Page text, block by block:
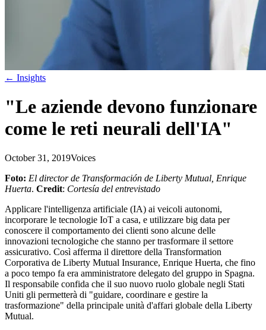
← Insights
"Le aziende devono funzionare
come le reti neurali dell'IA"
October 31, 2019Voices
Foto: El director de Transformación de Liberty Mutual, Enrique
Huerta. Credit: Cortesía del entrevistado
Applicare l'intelligenza artificiale (IA) ai veicoli autonomi,
incorporare le tecnologie IoT a casa, e utilizzare big data per
conoscere il comportamento dei clienti sono alcune delle
innovazioni tecnologiche che stanno per trasformare il settore
assicurativo. Così afferma il direttore della Transformation
Corporativa de Liberty Mutual Insurance, Enrique Huerta, che fino
a poco tempo fa era amministratore delegato del gruppo in Spagna.
Il responsabile confida che il suo nuovo ruolo globale negli Stati
Uniti gli permetterà di "guidare, coordinare e gestire la
trasformazione" della principale unità d'affari globale della Liberty
Mutual.